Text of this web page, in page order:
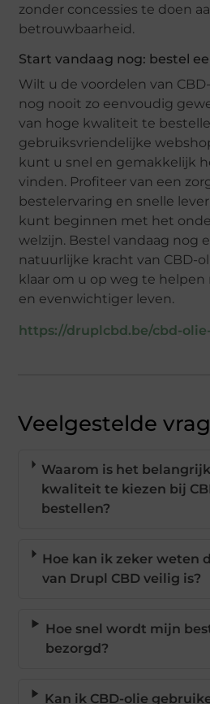
zonder concessies te doen
betrouwbaarheid.
Start vandaag nog: bestel
Wilt u de voordelen van
nog nooit zo eenvoudig
van hoge kwaliteit te
gebruiksvriendelijke
kunt u snel en gemakkelijk
vinden. Profiteer van een
bestelervaring en snelle
kunt beginnen met het
welzijn. Bestel vandaag nog
natuurlijke kracht van CBD-
klaar om u op weg te helpen
en evenwichtiger leven.
https://druplcbd.be/cbd-
Veelgestelde
Waarom is het
kwaliteit te kiezen bij
bestellen?
Hoe kan ik zeker weten
van Drupl CBD veilig is?
Hoe snel wordt mijn
bezorgd?
Kan ik CBD-olie